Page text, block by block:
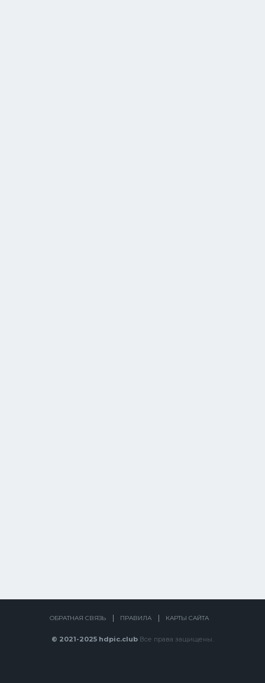
ОБРАТНАЯ СВЯЗЬ ПРАВИЛА КАРТЫ САЙТА
© 2021-2025 hdpic.club Все права защищены.